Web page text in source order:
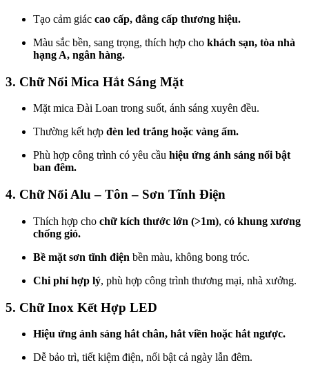
Tạo cảm giác cao cấp, đẳng cấp thương hiệu.
Màu sắc bền, sang trọng, thích hợp cho khách sạn, tòa nhà
hạng A, ngân hàng.
3. Chữ Nổi Mica Hắt Sáng Mặt
Mặt mica Đài Loan trong suốt, ánh sáng xuyên đều.
Thường kết hợp đèn led trắng hoặc vàng ấm.
Phù hợp công trình có yêu cầu hiệu ứng ánh sáng nổi bật
ban đêm.
4. Chữ Nổi Alu – Tôn – Sơn Tĩnh Điện
Thích hợp cho chữ kích thước lớn (>1m), có khung xương
chống gió.
Bề mặt sơn tĩnh điện bền màu, không bong tróc.
Chi phí hợp lý, phù hợp công trình thương mại, nhà xưởng.
5. Chữ Inox Kết Hợp LED
Hiệu ứng ánh sáng hắt chân, hắt viền hoặc hắt ngược.
Dễ bảo trì, tiết kiệm điện, nổi bật cả ngày lẫn đêm.